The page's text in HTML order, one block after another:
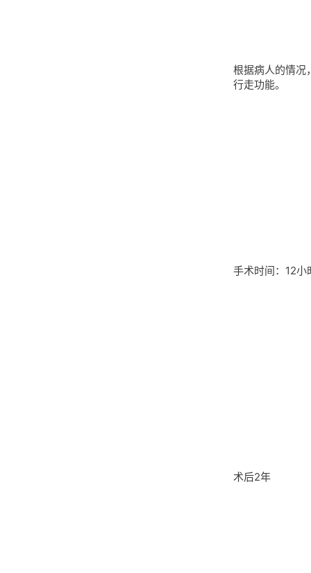
根据病人的情况
行走功能。
手术时间：12小
术后2年